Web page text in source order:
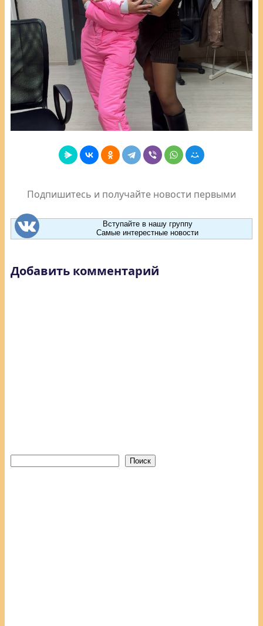
Подпишитесь и получайте новости первыми
Вступайте в нашу группу
Самые интерестные новости
Добавить комментарий
Поиск